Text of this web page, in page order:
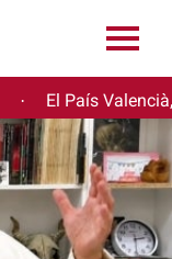
· El País